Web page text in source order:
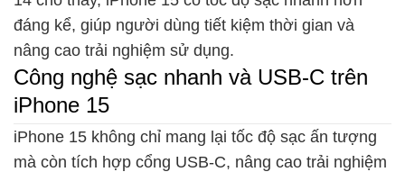
đáng kể, giúp người dùng tiết kiệm thời gian và
nâng cao trải nghiệm sử dụng.
Công nghệ sạc nhanh và USB-C trên
iPhone 15
iPhone 15 không chỉ mang lại tốc độ sạc ấn tượng
mà còn tích hợp cổng USB-C, nâng cao trải nghiệm